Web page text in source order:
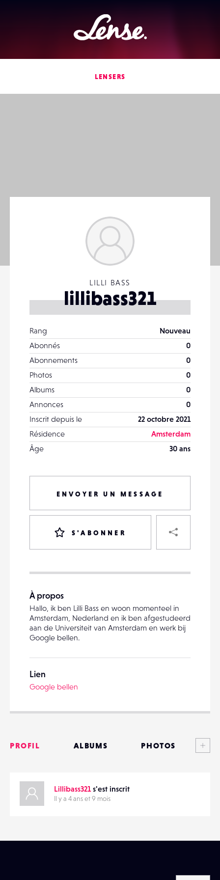
Lense
LENSERS
LILLI BASS
lillibass321
Rang
Nouveau
Abonnés
0
Abonnements
0
Photos
0
Albums
0
Annonces
0
Inscrit depuis le
22 octobre 2021
Résidence
Amsterdam
Âge
30 ans
ENVOYER UN MESSAGE
S'ABONNER
DESTINATAIRE
VOTRE
EMAIL
PARTAGER
À propos
Hallo, ik ben Lilli Bass en woon momenteel in
Amsterdam, Nederland en ik ben afgestudeerd
aan de Universiteit van Amsterdam en werk bij
Google bellen.
Lien
Google bellen
PROFIL ALBUMS PHOTOS
ÉVÉNEMENTS
Lillibass321s'est inscrit
Il y a 4 ans et 9 mois